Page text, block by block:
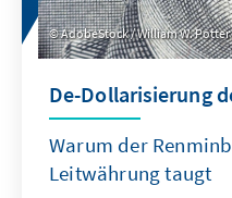
Notwendigkeit eines
des Abkommens.
AdobeStock / William W. Potter
De-Dollarisierung
Warum der
Leitwährung taugt